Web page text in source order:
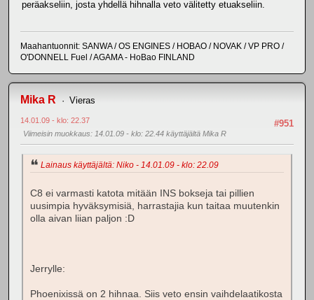
peräakseliin, josta yhdellä hihnalla veto välitetty etuakseliin.
Maahantuonnit: SANWA / OS ENGINES / HOBAO / NOVAK / VP PRO /
O'DONNELL Fuel / AGAMA - HoBao FINLAND
Mika R Vieras
#951
14.01.09 - klo: 22.37
Viimeisin muokkaus: 14.01.09 - klo: 22.44 käyttäjältä Mika R
Lainaus käyttäjältä: Niko - 14.01.09 - klo: 22.09
C8 ei varmasti katota mitään INS bokseja tai pillien
uusimpia hyväksymisiä, harrastajia kun taitaa muutenkin
olla aivan liian paljon :D
Jerrylle:
Phoenixissä on 2 hihnaa. Siis veto ensin vaihdelaatikosta